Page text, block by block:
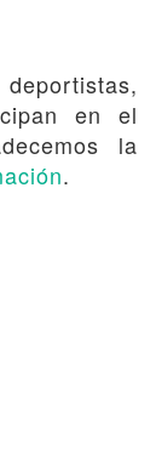
en el
la
.